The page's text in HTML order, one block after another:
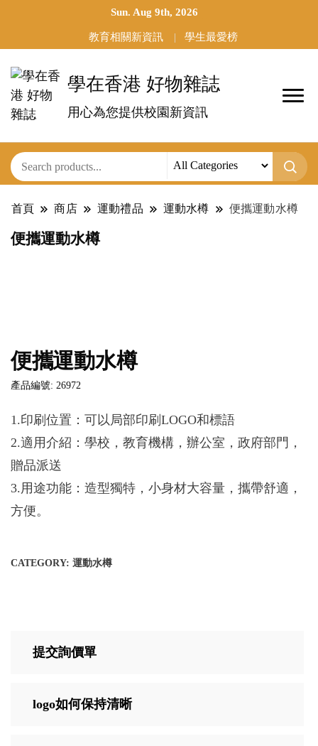
Sun. Aug 9th, 2026
教育相關新資訊 學生最愛榜
學在香港 好物雜誌
用心為您提供校園新資訊
首頁 商店 運動禮品 運動水樽 便攜運動水樽
便攜運動水樽
便攜運動水樽
產品編號: 26972
1.印刷位置：可以局部印刷LOGO和標語
2.適用介紹：學校，教育機構，辦公室，政府部門，
贈品派送
3.用途功能：造型獨特，小身材大容量，攜帶舒適，
方便。
CATEGORY: 運動水樽
提交詢價單
logo如何保持清晰